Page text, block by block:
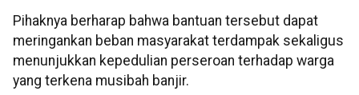
Pihaknya berharap bahwa bantuan tersebut dapat
meringankan beban masyarakat terdampak sekaligus
menunjukkan kepedulian perseroan terhadap warga
yang terkena musibah banjir.